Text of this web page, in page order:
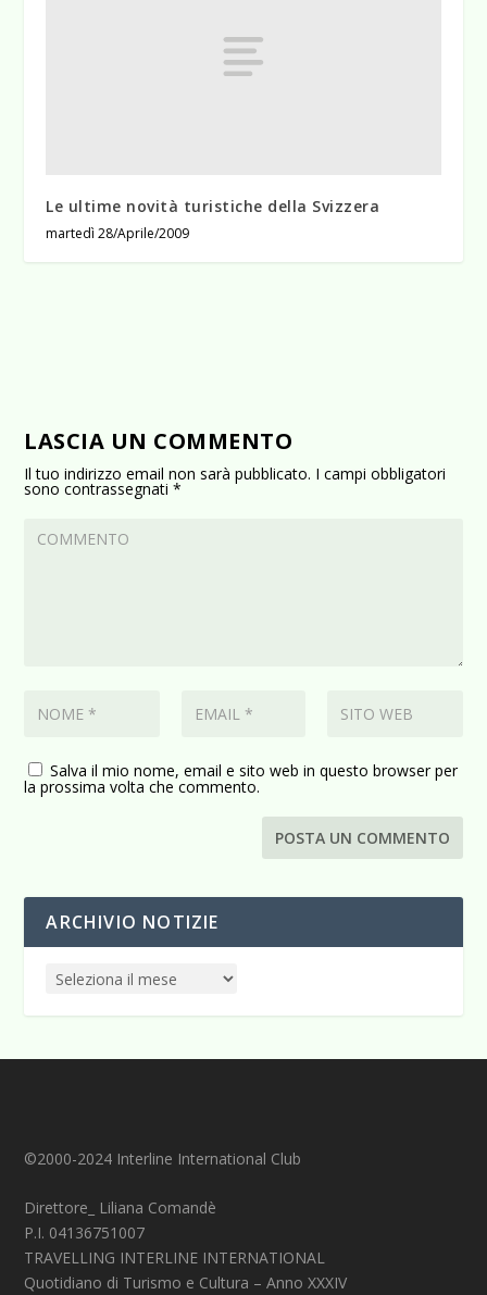
Le ultime novità turistiche della Svizzera
martedì 28/Aprile/2009
LASCIA UN COMMENTO
Il tuo indirizzo email non sarà pubblicato. I campi obbligatori
sono contrassegnati*
Salva il mio nome, email e sito web in questo browser per
la prossima volta che commento.
ARCHIVIO NOTIZIE
©2000-2024 Interline International Club
Direttore_ Liliana Comandè
P.I. 04136751007
TRAVELLING INTERLINE INTERNATIONAL
Quotidiano di Turismo e Cultura – Anno XXXIV